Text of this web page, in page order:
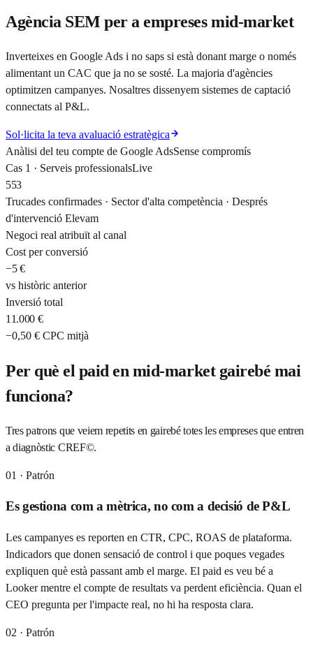
Agència SEM per a empreses mid-market
Inverteixes en Google Ads i no saps si està donant marge o només
alimentant un CAC que ja no se sosté. La majoria d'agències
optimitzen campanyes. Nosaltres dissenyem sistemes de captació
connectats al P&L.
Sol·licita la teva avaluació estratègica
Anàlisi del teu compte de Google AdsSense compromís
Cas 1 · Serveis professionalsLive
553
Trucades confirmades · Sector d'alta competència · Després
d'intervenció Elevam
Negoci real atribuït al canal
Cost per conversió
−5 €
vs històric anterior
Inversió total
11.000 €
−0,50 € CPC mitjà
Per què el paid en mid-market gairebé mai
funciona?
Tres patrons que veiem repetits en gairebé totes les empreses que entren
a diagnòstic CREF©.
01 · Patrón
Es gestiona com a mètrica, no com a decisió de P&L
Les campanyes es reporten en CTR, CPC, ROAS de plataforma.
Indicadors que donen sensació de control i que poques vegades
expliquen què està passant amb el marge. El paid es veu bé a
Looker mentre el compte de resultats va perdent eficiència. Quan el
CEO pregunta per l'impacte real, no hi ha resposta clara.
02 · Patrón